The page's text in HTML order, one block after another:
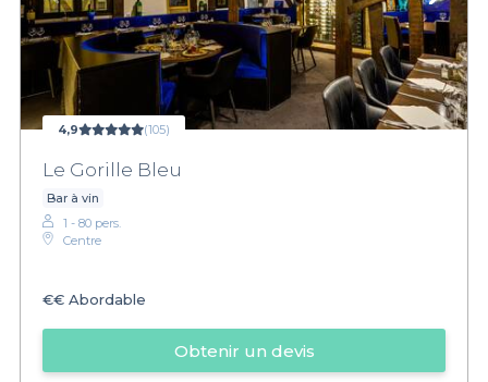
4,9 (105)
Le Gorille Bleu
Bar à vin
1 - 80 pers.
Centre
€€ Abordable
Obtenir un devis